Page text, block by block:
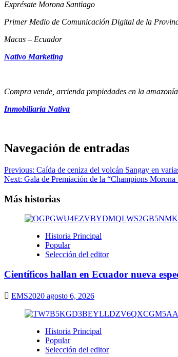
Exprésate Morona Santiago
Primer Medio de Comunicación Digital de la
Macas – Ecuador
Nativo Marketing
Compra vende, arrienda propiedades en la
Inmobiliaria Nativa
Navegación de entradas
Previous: Caída de ceniza del volcán Sangay en
Next: Gala de Premiación de la “Champions Morona
Más historias
Historia Principal
Popular
Selección del editor
Científicos hallan en Ecuador nueva
EMS2020 agosto 6, 2026
Historia Principal
Popular
Selección del editor